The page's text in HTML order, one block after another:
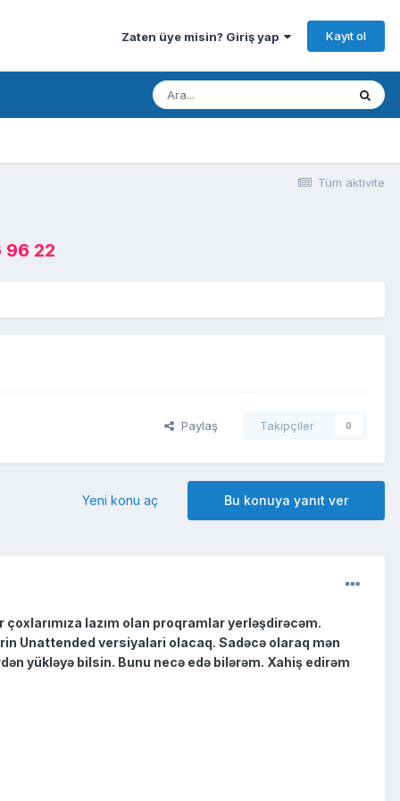
Zaten üye misin? Giriş yap Kayıt ol
Tüm aktivite
96 22
Paylaş Takipçiler 0
Bu konuya yanıt ver
Yeni konu aç
çoxlarımıza lazım olan proqramlar yerləşdirəcəm.
Unattended versiyalari olacaq. Sadəcə olaraq mən
yükləyə bilsin. Bunu necə edə bilərəm. Xahiş edirəm